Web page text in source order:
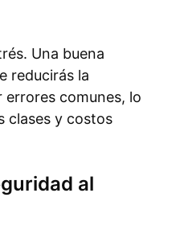
Una buena
reducirás la
comunes, lo
clases y costos
al